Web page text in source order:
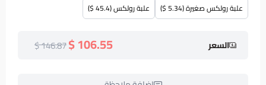
علبة رولكس صغيرة (5.34 $) علبة رولكس (45.4 $)
السعر 106.55 $
146.87 $